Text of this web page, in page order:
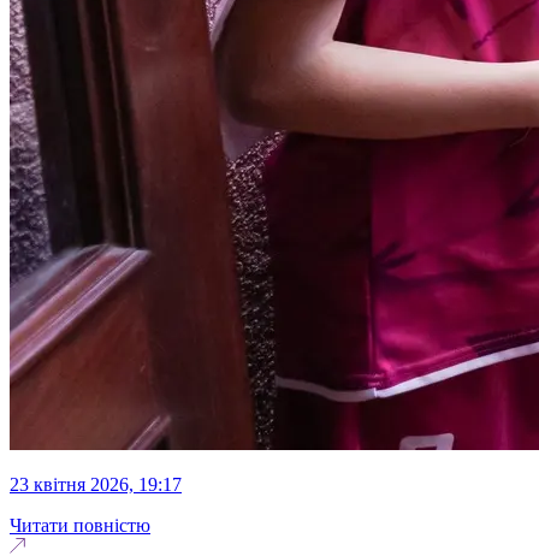
23 квітня 2026, 19:17
Читати повністю